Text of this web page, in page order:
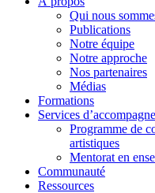
Qui nous
Publications
Notre équipe
Notre approche
Nos partenaires
Médias
Formations
Services
Programme de
artistiques
Mentorat en
Communauté
Ressources